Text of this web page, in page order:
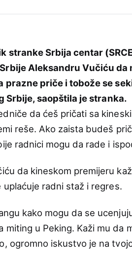
stranke Srbija centar
Aleksandru Vučiću da
prazne priče i tobože se
Srbije, saopštila je stranka.
da ćeš pričati sa
reše. Ako zaista budeš
radnici mogu da rade i
da kineskom premijeru
radni staž i regres.
kako mogu da se
miting u Peking. Kaži mu da
ogromno iskustvo je na